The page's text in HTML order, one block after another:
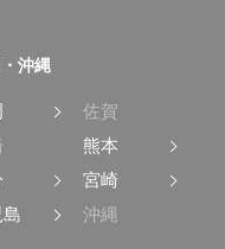
沖縄
佐賀
熊本
宮崎
島
沖縄